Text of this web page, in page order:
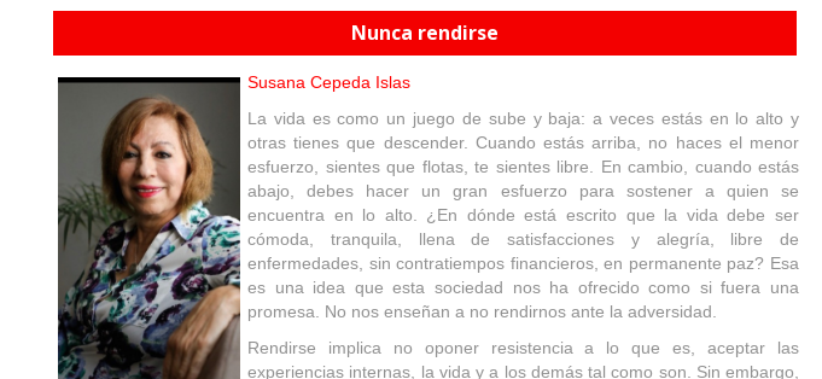
Nunca rendirse
Susana Cepeda Islas
La vida es como un juego de sube y baja: a veces estás en lo alto y
otras tienes que descender. Cuando estás arriba, no haces el menor
esfuerzo, sientes que flotas, te sientes libre. En cambio, cuando estás
abajo, debes hacer un gran esfuerzo para sostener a quien se
encuentra en lo alto. ¿En dónde está escrito que la vida debe ser
cómoda, tranquila, llena de satisfacciones y alegría, libre de
enfermedades, sin contratiempos financieros, en permanente paz? Esa
es una idea que esta sociedad nos ha ofrecido como si fuera una
promesa. No nos enseñan a no rendirnos ante la adversidad.
Rendirse implica no oponer resistencia a lo que es, aceptar las
experiencias internas, la vida y a los demás tal como son. Sin embargo,